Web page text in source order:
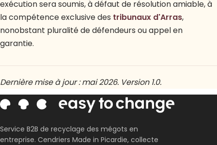
exécution sera soumis, à défaut de résolution amiable, à
la compétence exclusive des tribunaux d'Arras,
nonobstant pluralité de défendeurs ou appel en
garantie.
Dernière mise à jour : mai 2026. Version 1.0.
Service B2B de recyclage des mégots en
entreprise. Cendriers Made in Picardie, collecte